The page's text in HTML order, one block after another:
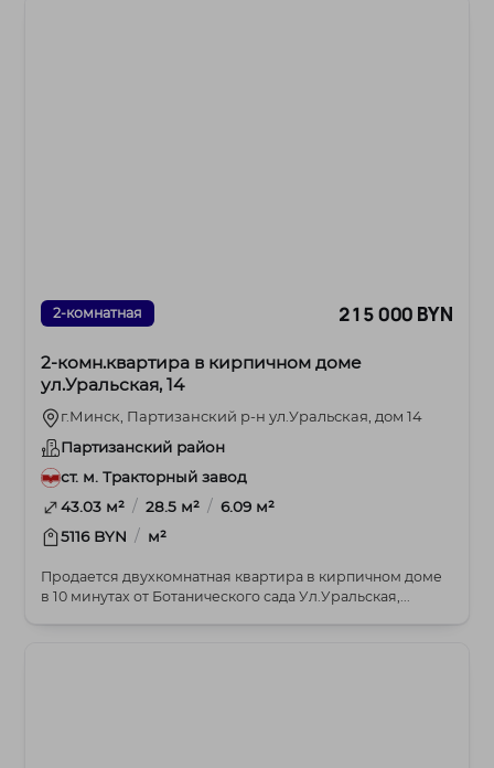
2-комнатная 215 000 BYN
2-комн.квартира в кирпичном доме
ул.Уральская, 14
г.Минск, Партизанский р-н ул.Уральская, дом 14
Партизанский район
ст. м. Тракторный завод
43.03 м² / 28.5 м² / 6.09 м²
5116 BYN / м²
Продается двухкомнатная квартира в кирпичном доме
в 10 минутах от Ботанического сада Ул.Уральская,...